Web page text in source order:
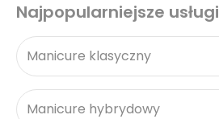
Najpopularniejsze usługi
Manicure klasyczny
Manicure hybrydowy